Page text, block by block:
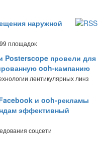
наружной
площадок
Posterscope провели для
ooh-кампанию
лентикулярных линз
и ooh-рекламы
эффективный
соцсети